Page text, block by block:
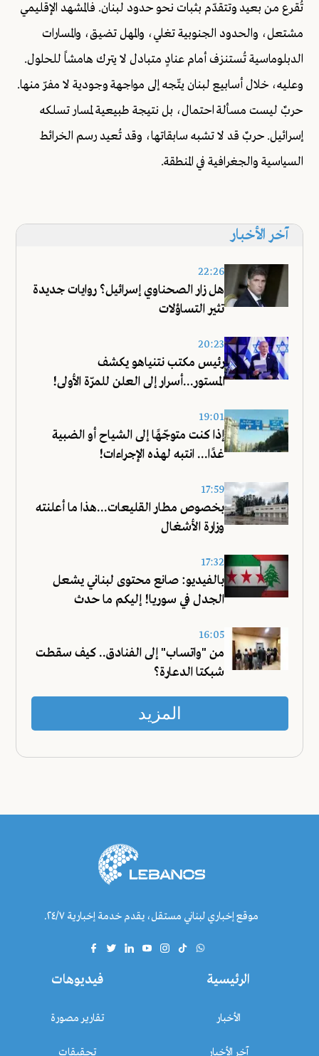
تُقرع من بعيد وتتقدّم بثبات نحو حدود لبنان. فالمشهد الإقليمي
مشتعل، والحدود الجنوبية تغلي، والمهل تضيق، والمسارات
الدبلوماسية تُستنزف أمام عنادٍ متبادل لا يترك هامشاً للحلول.
وعليه، خلال أسابيع لبنان يتّجه إلى مواجهة وجودية لا مفرّ منها.
حربٌ ليست مسألة احتمال، بل نتيجة طبيعية لمسار تسلكه
إسرائيل. حربٌ قد لا تشبه سابقاتها، وقد تُعيد رسم الخرائط
السياسية والجغرافية في المنطقة.
آخر الأخبار
22:26
هل زار الصحناوي إسرائيل؟ روايات جديدة
تثير التساؤلات
20:23
رئيس مكتب نتنياهو يكشف
المستور...أسرار إلى العلن للمرّة الأولى!
19:01
إذا كنت متوجّهًا إلى الشياح أو الضبية
غدًا... انتبه لهذه الإجراءات!
17:59
بخصوص مطار القليعات...هذا ما أعلنته
وزارة الأشغال
17:32
بالفيديو: صانع محتوى لبناني يشعل
الجدل في سوريا! إليكم ما حدث
16:05
من "واتساب" إلى الفنادق.. كيف سقطت
شبكتا الدعارة؟
المزيد
موقع إخباري لبناني مستقل، يقدم خدمة إخبارية ٢٤/٧.
الرئيسية
الأخبار
آخر الأخبار
فيديوهات
تقارير مصورة
تحقيقات